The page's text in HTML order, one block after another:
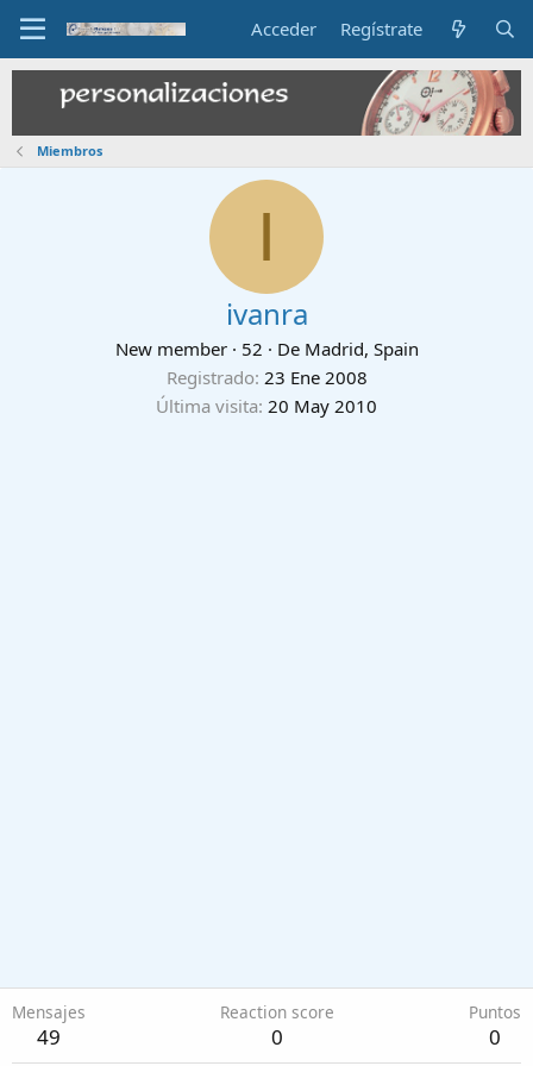
Acceder Regístrate
Miembros
I
ivanra
New member · 52 · De Madrid, Spain
Registrado 23 Ene 2008
Última visita 20 May 2010
Mensajes
49
Reaction score
0
Puntos
0